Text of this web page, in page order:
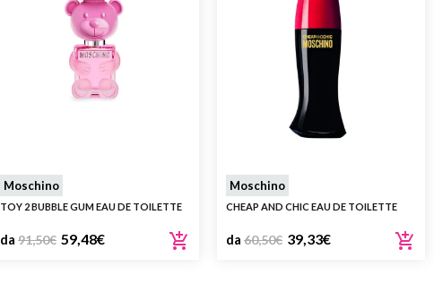
Moschino
TOY 2 BUBBLE GUM EAU DE TOILETTE
da 91,50€ 59,48€
Moschino
CHEAP AND CHIC EAU DE TOILETTE
da 60,50€ 39,33€